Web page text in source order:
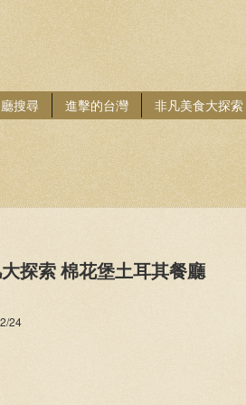
搜尋 進擊的台灣 非凡美食大探索
探索 棉花堡土耳其餐廳
24